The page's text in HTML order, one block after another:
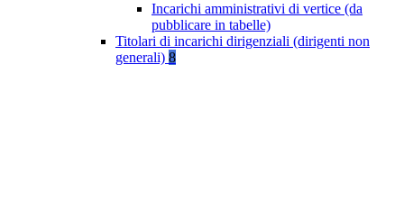
Incarichi amministrativi di vertice (da
pubblicare in tabelle)
Titolari di incarichi dirigenziali (dirigenti non
generali) 8